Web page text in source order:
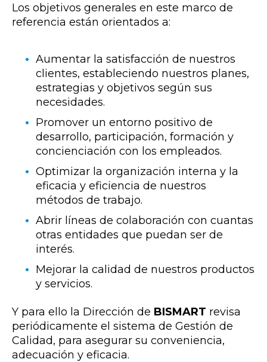
Los objetivos generales en este marco de
referencia están orientados a:
Aumentar la satisfacción de nuestros
clientes, estableciendo nuestros planes,
estrategias y objetivos según sus
necesidades.
Promover un entorno positivo de
desarrollo, participación, formación y
concienciación con los empleados.
Optimizar la organización interna y la
eficacia y eficiencia de nuestros
métodos de trabajo.
Abrir líneas de colaboración con cuantas
otras entidades que puedan ser de
interés.
Mejorar la calidad de nuestros productos
y servicios.
Y para ello la Dirección de BISMART revisa
periódicamente el sistema de Gestión de
Calidad, para asegurar su conveniencia,
adecuación y eficacia.